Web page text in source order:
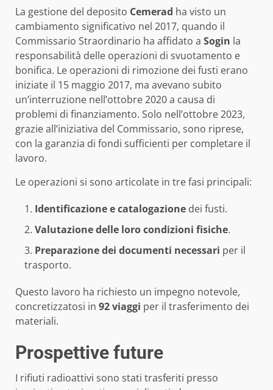
La gestione del deposito Cemerad ha visto un
cambiamento significativo nel 2017, quando il
Commissario Straordinario ha affidato a Sogin la
responsabilità delle operazioni di svuotamento e
bonifica. Le operazioni di rimozione dei fusti erano
iniziate il 15 maggio 2017, ma avevano subito
un’interruzione nell’ottobre 2020 a causa di
problemi di finanziamento. Solo nell’ottobre 2023,
grazie all’iniziativa del Commissario, sono riprese,
con la garanzia di fondi sufficienti per completare il
lavoro.
Le operazioni si sono articolate in tre fasi principali:
Identificazione e catalogazione dei fusti.
Valutazione delle loro condizioni fisiche.
Preparazione dei documenti necessari per il
trasporto.
Questo lavoro ha richiesto un impegno notevole,
concretizzatosi in 92 viaggi per il trasferimento dei
materiali.
Prospettive future
I rifiuti radioattivi sono stati trasferiti presso